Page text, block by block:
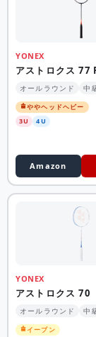
YONEX
アストロクス 77
オールラウンド 中
ややヘッドヘビー
3U
4U
Amazon
YONEX
アストロクス 70
オールラウンド 中
イーブン